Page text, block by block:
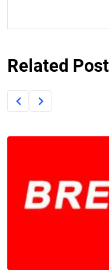
Related Post